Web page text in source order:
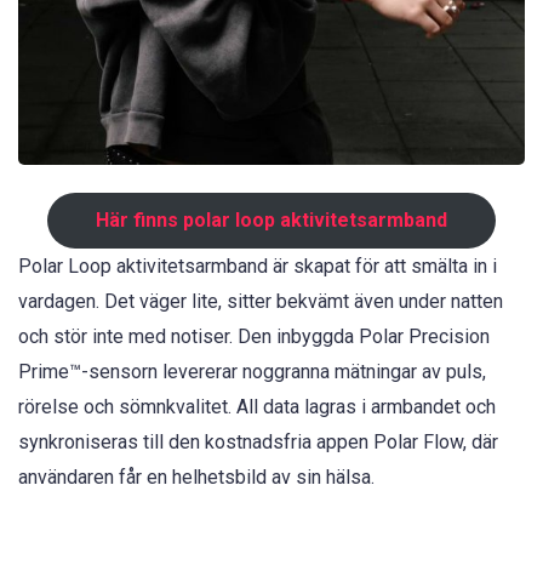
Här finns polar loop aktivitetsarmband
Polar Loop aktivitetsarmband är skapat för att smälta in i
vardagen. Det väger lite, sitter bekvämt även under natten
och stör inte med notiser. Den inbyggda Polar Precision
Prime™-sensorn levererar noggranna mätningar av puls,
rörelse och sömnkvalitet. All data lagras i armbandet och
synkroniseras till den kostnadsfria appen Polar Flow, där
användaren får en helhetsbild av sin hälsa.